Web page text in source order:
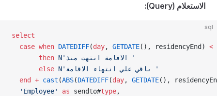
الاستعلام (Query):
sql
select
  case
when DATEDIFF(day, GETDATE(), residencyEnd) <
       then
N'الاقامة انتهت منذ '
       else
N'باقي علي انتهاء الاقامة '
  end
+ cast (ABS(DATEDIFF(day, GETDATE(),
  'Employee'
as sendto#type,